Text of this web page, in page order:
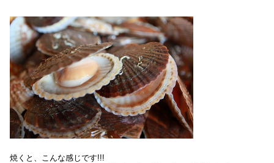
焼くと、こんな感じです!!!